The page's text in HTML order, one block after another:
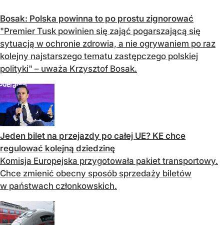
Bosak: Polska powinna to po prostu zignorować
"Premier Tusk powinien się zająć pogarszającą się
sytuacją w ochronie zdrowia, a nie ogrywaniem po raz
kolejny najstarszego tematu zastępczego polskiej
polityki" – uważa Krzysztof Bosak.
Jeden bilet na przejazdy po całej UE? KE chce
regulować kolejną dziedzinę
Komisja Europejska przygotowała pakiet transportowy.
Chce zmienić obecny sposób sprzedaży biletów
w państwach członkowskich.